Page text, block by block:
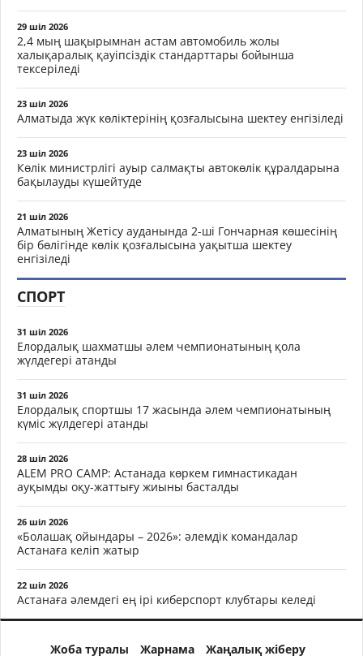
29 шіл 2026
2,4 мың шақырымнан астам автомобиль жолы
халықаралық қауіпсіздік стандарттары бойынша
тексеріледі
23 шіл 2026
Алматыда жүк көліктерінің қозғалысына шектеу енгізіледі
23 шіл 2026
Көлік министрлігі ауыр салмақты автокөлік құралдарына
бақылауды күшейтуде
21 шіл 2026
Алматының Жетісу ауданында 2-ші Гончарная көшесінің
бір бөлігінде көлік қозғалысына уақытша шектеу
енгізіледі
СПОРТ
31 шіл 2026
Елордалық шахматшы әлем чемпионатының қола
жүлдегері атанды
31 шіл 2026
Елордалық спортшы 17 жасында әлем чемпионатының
күміс жүлдегері атанды
28 шіл 2026
ALEM PRO CAMP: Астанада көркем гимнастикадан
ауқымды оқу-жаттығу жиыны басталды
26 шіл 2026
«Болашақ ойындары – 2026»: әлемдік командалар
Астанаға келіп жатыр
22 шіл 2026
Астанаға әлемдегі ең ірі киберспорт клубтары келеді
Жоба туралы Жарнама Жаңалық жіберу